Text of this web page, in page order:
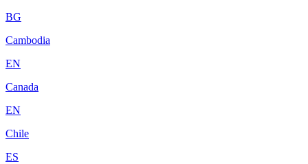
BG
Cambodia
EN
Canada
EN
Chile
ES